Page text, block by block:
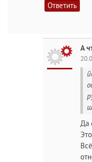
Ответить
А
Да